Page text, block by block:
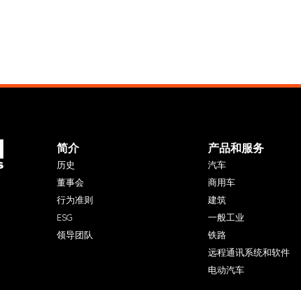
简介
历史
董事会
行为准则
ESG
领导团队
产品和服务
汽车
商用车
建筑
一般工业
铁路
远程通讯系统和软件
电动汽车